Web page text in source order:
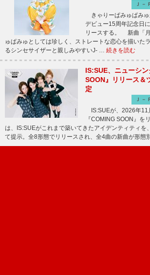
Ｊ－
きゃりーぱみゅぱみ
デビュー15周年記念日
リースする。 新曲「
ゅぱみゅとしては珍しく、ストレートな恋心を描いた
るシンセサイザーと親しみやすいJ- … 続きを読む
IS:SUE、ニューシ
SOON』リリース＆
定
Ｊ－
IS:SUEが、2026年11
『COMING SOON』
は、IS:SUEがこれまで築いてきたアイデンティティを
て提示。全8形態でリリースされ、全4曲の新曲が形態